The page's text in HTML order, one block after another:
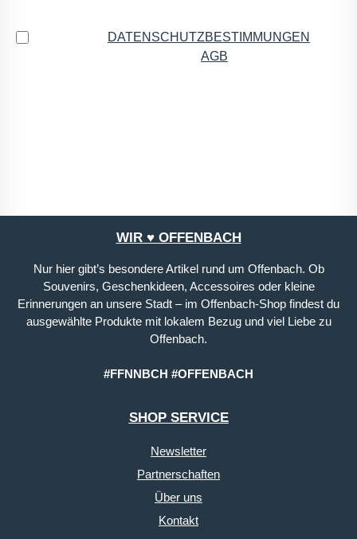
DATENSCHUTZBESTIMMUNGEN
AGB
WIR ♥ OFFENBACH
Nur hier gibt’s besondere Artikel rund um Offenbach. Ob
Souvenirs, Geschenkideen, Accessoires oder kleine
Erinnerungen an unsere Stadt – im Offenbach-Shop findest du
ausgewählte Produkte mit lokalem Bezug und viel Liebe zu
Offenbach.
#FFNNBCH #OFFENBACH
SHOP SERVICE
Newsletter
Partnerschaften
Über uns
Kontakt